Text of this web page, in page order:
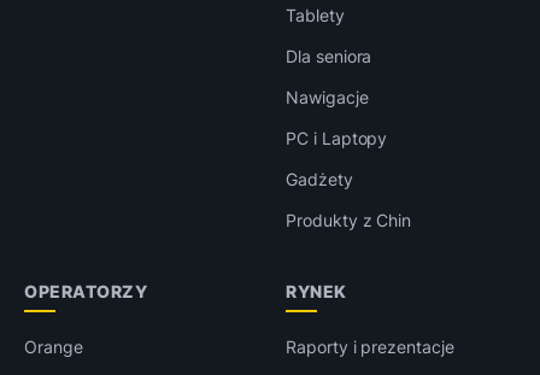
Tablety
Dla seniora
Nawigacje
PC i Laptopy
Gadżety
Produkty z Chin
OPERATORZY
Orange
RYNEK
Raporty i prezentacje